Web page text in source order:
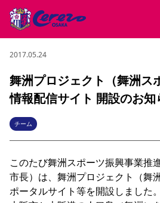
試合・チーム
試合について
試合日程 / 結果
チームについて
選手・スタッフ スケジュール メディア
アカデミー
ハナサカプレーヤー 歴代所
観戦する
チケット
チケット情報 販売スケジュール 価格・
シーズンシート 法人シーズンシート 福
特定興行入場券 譲渡サービス リセール
クラブを知る
セレッソ大阪について
ファンクラブ
2017.05.24
舞洲プロジェクト（舞洲ス
情報配信サイト 開設のお知
チーム
このたび舞洲スポーツ振興事業推
市長）は、舞洲プロジェクト（舞
ポータルサイト等を開設しました